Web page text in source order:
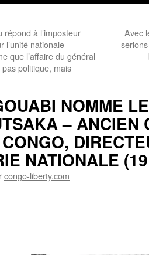
à l’imposteur
l’unité nationale
que l’affaire du général
pas politique, mais
Avec
NOMME
– ANCIEN
NATIONALE
congo-liberty.com